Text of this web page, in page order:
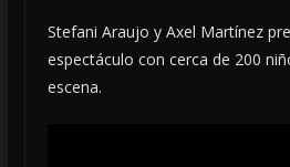
Stefani Araujo y Axel Martínez
espectáculo con cerca de 200
escena.